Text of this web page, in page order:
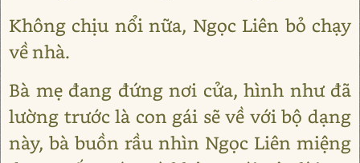
Không chịu nổi nữa, Ngọc Liên bỏ chạy
về nhà.
Bà mẹ đang đứng nơi cửa, hình như đã
lường trước là con gái sẽ về với bộ dạng
này, bà buồn rầu nhìn Ngọc Liên miệng